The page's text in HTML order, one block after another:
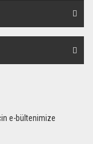
e-bültenimize